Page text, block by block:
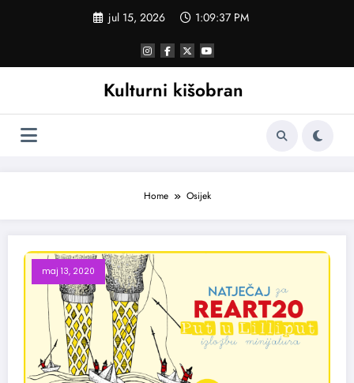
jul 15, 2026 1:09:37 PM
Kulturni kišobran
Home Osijek
maj 13, 2020